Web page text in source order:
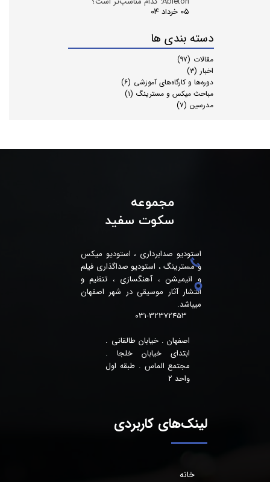
۰۵ خرداد ۰۴
دسته بندی ها
مقالات (۹۷)
اخبار (۳)
دوره‌ها و کارگاه‌های آموزشی (۶)
مباحث میکس و مسترینگ (۱)
مدرسین (۷)
مجموعه
سکوت سفید
استودیو صدابرداری ، استودیو میکس
و مسترینگ ، استودیو صداگذاری فیلم
و انیمیشن ، آهنگسازی ، تنظیم و
انتشار آثار موسیقی در شهر اصفهان
میباشد.
031-32372453
اصفهان . خیابان طالقانی .
ابتدای خیابان خلجا .
مجتمع الماس . طبقه اول
واحد 2
لینک‌های کاربردی
خانه